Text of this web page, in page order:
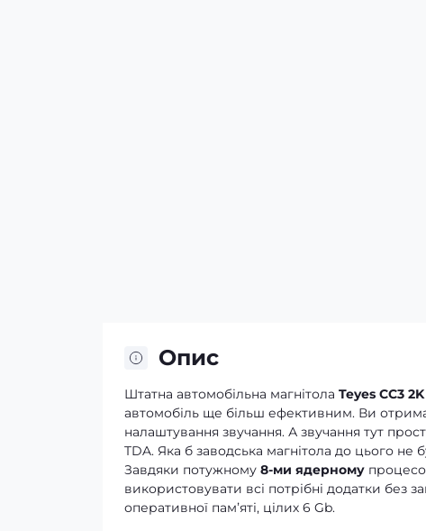
Опис
Штатна автомобільна магнітола Teyes CC3
автомобіль ще більш ефективним. Ви
налаштування звучання. А звучання тут
TDA. Яка б заводська магнітола до цього не
Завдяки потужному 8-ми ядерному
використовувати всі потрібні додатки без
оперативної памʼяті, цілих 6 Gb.